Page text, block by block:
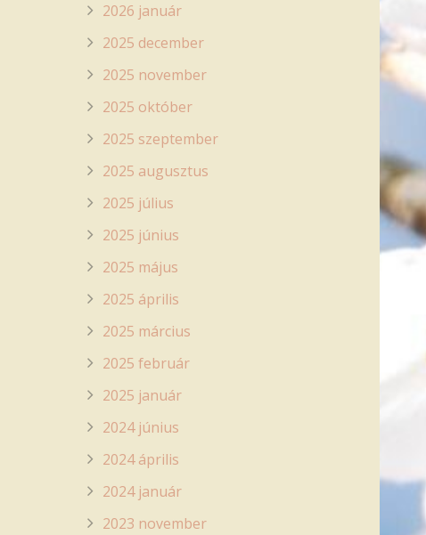
2026 január
2025 december
2025 november
2025 október
2025 szeptember
2025 augusztus
2025 július
2025 június
2025 május
2025 április
2025 március
2025 február
2025 január
2024 június
2024 április
2024 január
2023 november